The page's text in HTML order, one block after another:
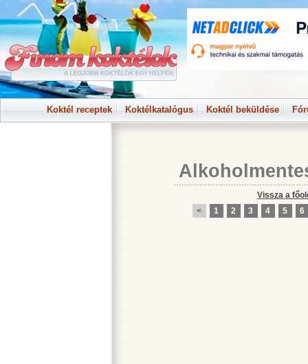
Koktél receptek Koktélkatalógus Koktél beküldése
Vissza a
<
1 2 3 4 5 6